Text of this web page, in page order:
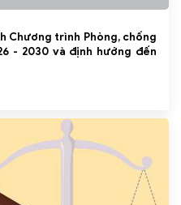
Chương trình Phòng, chống
- 2030 và định hướng đến